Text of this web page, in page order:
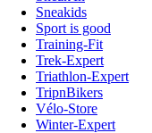
Sneakids
Sport is good
Training-Fit
Trek-Expert
Triathlon-Expert
TripnBikers
Vélo-Store
Winter-Expert